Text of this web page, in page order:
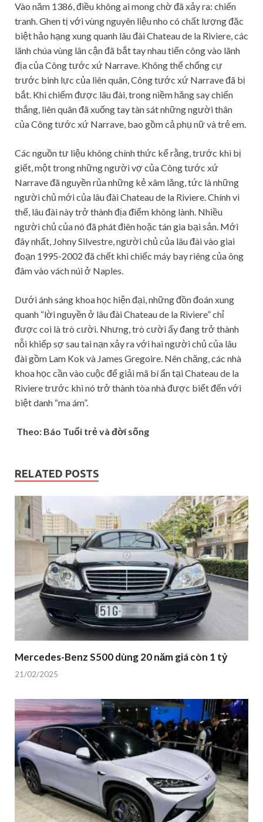
Vào năm 1386, điều không ai mong chờ đã xảy ra: chiến
tranh. Ghen tị với vùng nguyên liệu nho có chất lượng đặc
biệt hảo hạng xung quanh lâu đài Chateau de la Riviere, các
lãnh chúa vùng lân cận đã bắt tay nhau tiến công vào lãnh
địa của Công tước xứ Narrave. Không thể chống cự
trước binh lực của liên quân, Công tước xứ Narrave đã bị
bắt. Khi chiếm được lâu đài, trong niềm hăng say chiến
thắng, liên quân đã xuống tay tàn sát những người thân
của Công tước xứ Narrave, bao gồm cả phụ nữ và trẻ em.
Các nguồn tư liệu không chính thức kể rằng, trước khi bị
giết, một trong những người vợ của Công tước xứ
Narrave đã nguyền rủa những kẻ xâm lăng, tức là những
người chủ mới của lâu đài Chateau de la Riviere. Chính vì
thế, lâu đài này trở thành địa điểm không lành. Nhiều
người chủ của nó đã phát điên hoặc tán gia bại sản. Mới
đây nhất, Johny Silvestre, người chủ của lâu đài vào giai
đoạn 1995-2002 đã chết khi chiếc máy bay riêng của ông
đâm vào vách núi ở Naples.
Dưới ánh sáng khoa học hiện đại, những đồn đoán xung
quanh “lời nguyền ở lâu đài Chateau de la Riviere” chỉ
được coi là trò cười. Nhưng, trò cười ấy đang trở thành
nỗi khiếp sợ sau tai nạn xảy ra với hai người chủ của lâu
đài gồm Lam Kok và James Gregoire. Nên chăng, các nhà
khoa học cần vào cuộc để giải mã bí ẩn tại Chateau de la
Riviere trước khi nó trở thành tòa nhà được biết đến với
biệt danh “ma ám”.
Theo: Báo Tuổi trẻ và đời sống
RELATED POSTS
Mercedes-Benz S500 dùng 20 năm giá còn 1 tỷ
21/02/2025